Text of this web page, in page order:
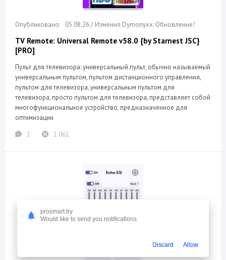
05.08.26 / Изменил Dymonyxx: Обновление!
TV Remote: Universal Remote v58.0 {by Starnest JSC}
[PRO]
Пульт для телевизора: универсальный пульт, обычно называемый
универсальным пультом, пультом дистанционного управления,
пультом для телевизора, универсальным пультом для
телевизора, просто пультом для телевизора, представляет собой
многофункциональное устройство, предназначенное для
оптимизации
1
1 061
prosmart.by
Would like to send you notifications
Discard Allow